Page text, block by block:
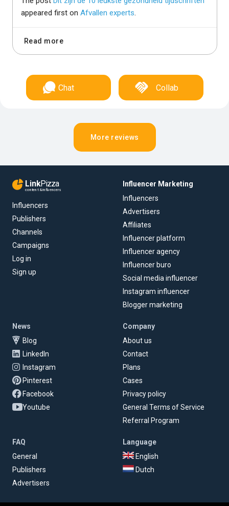
appeared first on Afvallen experts
Read more
Chat Collab
More reviews
LinkPizza
content & influencers
Influencers
Publishers
Channels
Campaigns
Log in
Sign up
Influencer Marketing
Influencers
Advertisers
Affiliates
Influencer platform
Influencer agency
Influencer buro
Social media influencer
Instagram influencer
Blogger marketing
News
Blog
LinkedIn
Instagram
Pinterest
Facebook
Youtube
Company
About us
Contact
Plans
Cases
Privacy policy
General Terms of Service
Referral Program
FAQ
General
Publishers
Advertisers
Language
English
Dutch